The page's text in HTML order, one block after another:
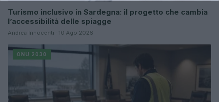
Turismo inclusivo in Sardegna: il progetto che cambia
l’accessibilità delle spiagge
Andrea Innocenti · 10 Ago 2026
ONU 2030